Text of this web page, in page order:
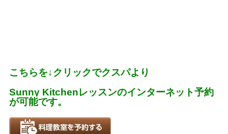
こちらを↓クリックでクスパより
Sunny Kitchenレッスンのインターネット予約
が可能です。